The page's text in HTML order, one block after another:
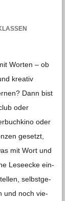
Wor­ten – ob
krea­tiv
Dann bist
oder
oder
gesetzt,
mit Wort und
Lese­ecke ein­
selbst­ge­
und noch vie­